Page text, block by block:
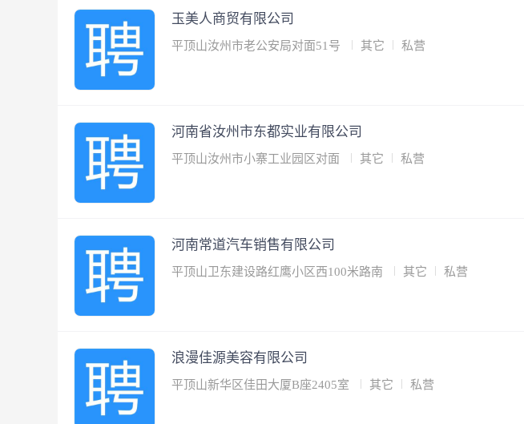
玉美人商贸有限公司
平顶山汝州市老公安局对面51号 其它 私营
河南省汝州市东都实业有限公司
平顶山汝州市小寨工业园区对面 其它 私营
河南常道汽车销售有限公司
平顶山卫东建设路红鹰小区西100米路南 其它 私营
浪漫佳源美容有限公司
平顶山新华区佳田大厦B座2405室 其它 私营